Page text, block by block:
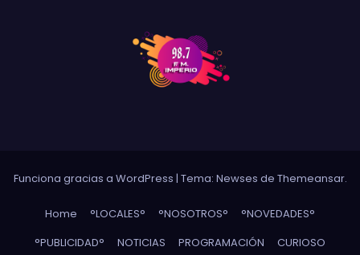
Funciona gracias a WordPress | Tema: Newses de Themeansar.
Home °LOCALES° °NOSOTROS°
°NOVEDADES°
°PUBLICIDAD°
NOTICIAS PROGRAMACIÓN CURIOSO